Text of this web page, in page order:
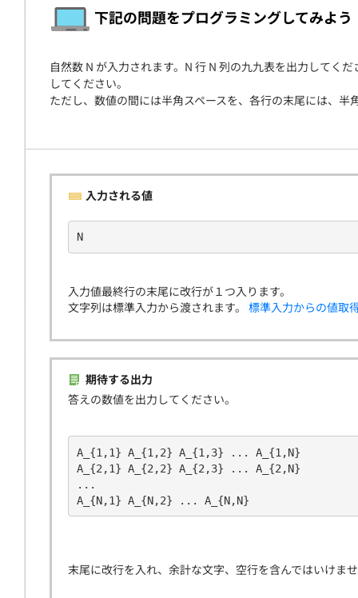
契約
下記の問題をプログラミングしてみよう
自然数 N が入力されます。N 行 N 列の九九表を出力してく
してください。
ただし、数値の間には半角スペースを、各行の末尾には、
入力される値
N
入力値最終行の末尾に改行が１つ入ります。
文字列は標準入力から渡されます。 標準入力からの値取
期待する出力
答えの数値を出力してください。
A_{1,1} A_{1,2} A_{1,3} ... A_{1,N}
A_{2,1} A_{2,2} A_{2,3} ... A_{2,N}
...
A_{N,1} A_{N,2} ... A_{N,N}
末尾に改行を入れ、余計な文字、空行を含んではいけま